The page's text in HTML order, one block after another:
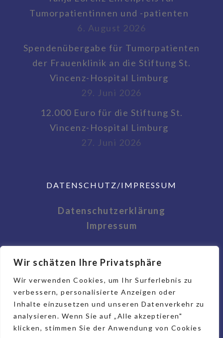
Wir schätzen Ihre Privatsphäre
Wir verwenden Cookies, um Ihr Surferlebnis zu
verbessern, personalisierte Anzeigen oder
Inhalte einzusetzen und unseren Datenverkehr zu
analysieren. Wenn Sie auf „Alle akzeptieren"
klicken, stimmen Sie der Anwendung von Cookies
Tumorpatientinnen und -patienten
6. August 2026
Spendenübergabe für Tumorpatienten
der Frauenklinik an die Stiftung St.
Vincenz-Hospital Limburg
29. Juni 2026
12.000 Euro für die Stiftung St.
Vincenz-Hospital Limburg
27. Juni 2026
DATENSCHUTZ/IMPRESSUM
Datenschutzerklärung
Impressum